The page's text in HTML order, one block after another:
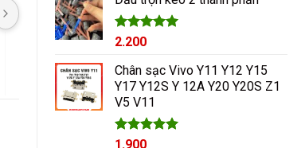
Được xếp
5 sao
2.200
Chân sạc Vivo Y11 Y12 Y15
Y17 Y12S Y 12A Y20 Y20S Z1
V5 V11
Được xếp
1.900
Nguyễn Duy sửa chữa rất
tốt giá hợp lí rẻ so với mặt
bằng chung. Uy tín
Có con máy 8pl nát
ngayyy. Đẹp lắm